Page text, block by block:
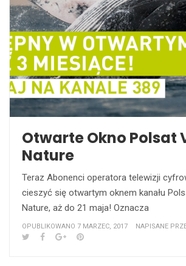
Otwarte Okno Polsat
Nature
Teraz Abonenci operatora telewizji
cieszyć się otwartym oknem kanału
Nature, aż do 21 maja! Oznacza
OPUBLIKOWANO 7 MARZEC, 2017 NAPISANE